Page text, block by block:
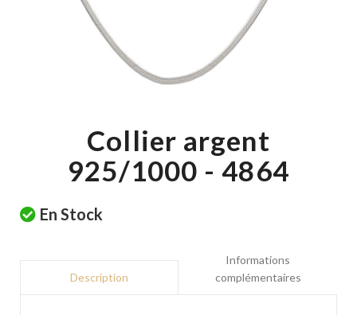
Collier argent
925/1000 - 4864
En Stock
Description
Informations
complémentaires